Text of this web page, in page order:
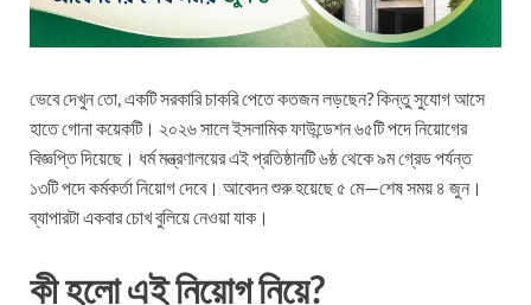
ভেবে দেখুন তো, একটি সরকারি চাকরি পেতে কতজন লড়ছেন? কিন্তু সুযোগ আসে
হাতে গোনা কয়েকটি। ২০২৬ সালে ইসলামিক ফাউন্ডেশন ৬৫টি পদে নিয়োগের
বিজ্ঞপ্তি দিয়েছে। ধর্ম মন্ত্রণালয়ের এই প্রতিষ্ঠানটি ৬ষ্ঠ থেকে ৯ম গ্রেড পর্যন্ত
১৩টি পদে কর্মকর্তা নিয়োগ দেবে। আবেদন শুরু হয়েছে ৫ মে—শেষ সময় ৪ জুন।
ব্যাপারটা একবার চোখ বুলিয়ে নেওয়া যাক।
কী হলো এই নিয়োগ নিয়ে?